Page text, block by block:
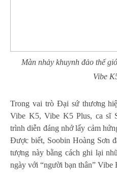
Màn nhảy khuynh đảo thế
Vibe
Trong vai trò Đại sứ thương
Vibe K5, Vibe K5 Plus, ca sĩ
trình diễn đáng nhớ lấy cảm
Được biết, Soobin Hoàng Sơn
tượng này bằng cách ghi lại
ngày với “người bạn thân” Vibe